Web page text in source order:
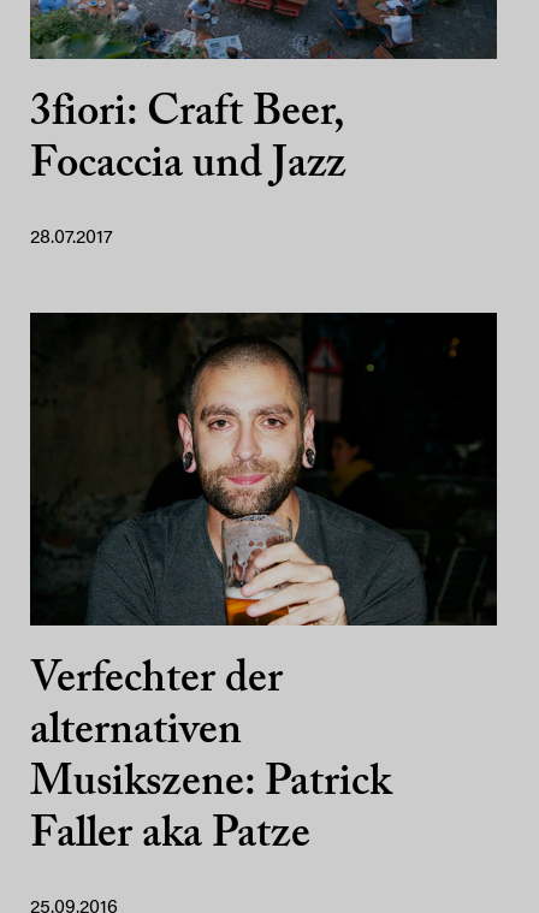
3fiori: Craft Beer,
Focaccia und Jazz
28.07.2017
Verfechter der
alternativen
Musikszene: Patrick
Faller aka Patze
25.09.2016